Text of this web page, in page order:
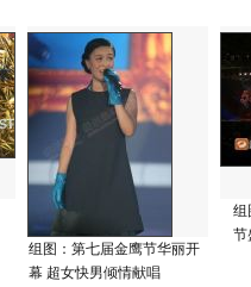
组图：第七届金鹰节华丽开
幕 超女快男倾情献唱
组
节